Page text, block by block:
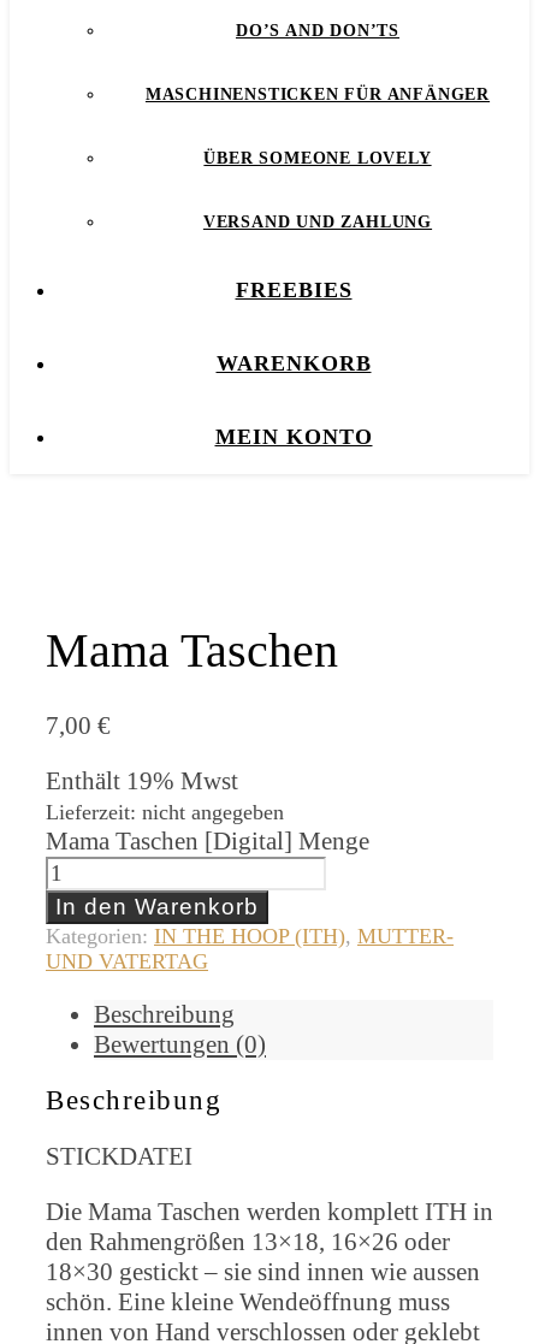
DO’S AND DON’TS
MASCHINENSTICKEN FÜR ANFÄNGER
ÜBER SOMEONE LOVELY
VERSAND UND ZAHLUNG
FREEBIES
WARENKORB
MEIN KONTO
Mama Taschen
7,00 €
Enthält 19% Mwst
Lieferzeit: nicht angegeben
Mama Taschen [Digital] Menge
In den Warenkorb
Kategorien: IN THE HOOP (ITH), MUTTER-
UND VATERTAG
Beschreibung
Bewertungen (0)
Beschreibung
STICKDATEI
Die Mama Taschen werden komplett ITH in
den Rahmengrößen 13×18, 16×26 oder
18×30 gestickt – sie sind innen wie aussen
schön. Eine kleine Wendeöffnung muss
innen von Hand verschlossen oder geklebt